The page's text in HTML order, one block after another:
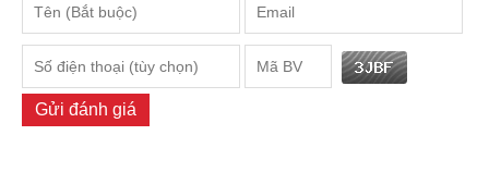
Gửi đánh giá